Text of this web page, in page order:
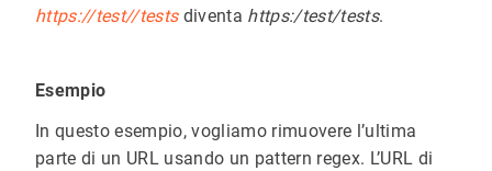
https://test//testsdiventa https:/test/tests.
Esempio
In questo esempio, vogliamo rimuovere l’ultima
parte di un URL usando un pattern regex. L’URL di